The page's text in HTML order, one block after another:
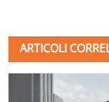
ARTICOLI